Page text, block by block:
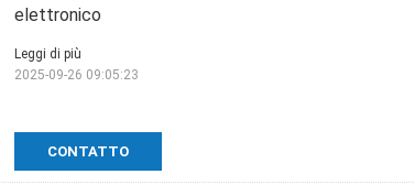
elettronico
CONTATTO
Leggi di più
2025-09-26 09:05:23